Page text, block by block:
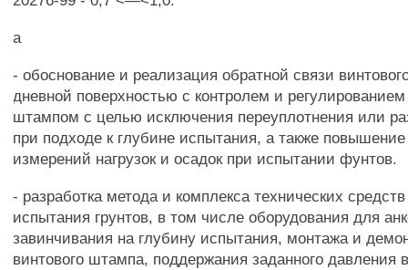
а
- обоснование и реализация обратной связи
дневной поверхностью с контролем и
штампом с целью исключения переуплотнения или
при подходе к глубине испытания, а также повышение
измерений нагрузок и осадок при испытании фунтов.
- разработка метода и комплекса технических
испытания грунтов, в том числе оборудования для
завинчивания на глубину испытания, монтажа и
винтового штампа, поддержания заданного давления